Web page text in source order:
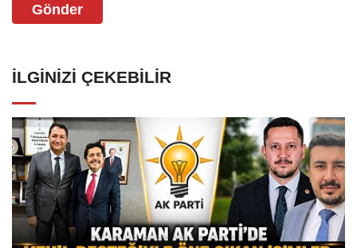
Gönder
İLGINIZI ÇEKEBILIR